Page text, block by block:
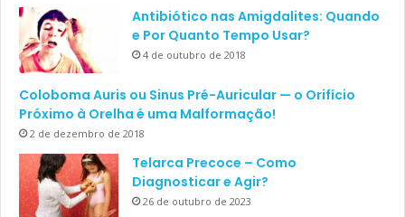
Antibiótico nas Amigdalites: Quando
e Por Quanto Tempo Usar?
4 de outubro de 2018
Coloboma Auris ou Sinus Pré-Auricular — o Orifício
Próximo à Orelha é uma Malformação!
2 de dezembro de 2018
Telarca Precoce – Como
Diagnosticar e Agir?
26 de outubro de 2023